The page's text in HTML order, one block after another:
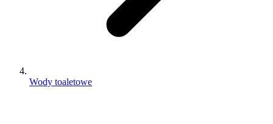
Wody toaletowe